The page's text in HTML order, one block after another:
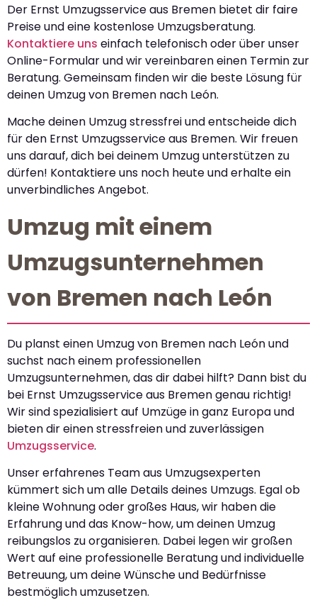
Der Ernst Umzugsservice aus Bremen bietet dir faire
Preise und eine kostenlose Umzugsberatung.
Kontaktiere uns einfach telefonisch oder über unser
Online-Formular und wir vereinbaren einen Termin zur
Beratung. Gemeinsam finden wir die beste Lösung für
deinen Umzug von Bremen nach León.
Mache deinen Umzug stressfrei und entscheide dich
für den Ernst Umzugsservice aus Bremen. Wir freuen
uns darauf, dich bei deinem Umzug unterstützen zu
dürfen! Kontaktiere uns noch heute und erhalte ein
unverbindliches Angebot.
Umzug mit einem
Umzugsunternehmen
von Bremen nach León
Du planst einen Umzug von Bremen nach León und
suchst nach einem professionellen
Umzugsunternehmen, das dir dabei hilft? Dann bist du
bei Ernst Umzugsservice aus Bremen genau richtig!
Wir sind spezialisiert auf Umzüge in ganz Europa und
bieten dir einen stressfreien und zuverlässigen
Umzugsservice.
Unser erfahrenes Team aus Umzugsexperten
kümmert sich um alle Details deines Umzugs. Egal ob
kleine Wohnung oder großes Haus, wir haben die
Erfahrung und das Know-how, um deinen Umzug
reibungslos zu organisieren. Dabei legen wir großen
Wert auf eine professionelle Beratung und individuelle
Betreuung, um deine Wünsche und Bedürfnisse
bestmöglich umzusetzen.